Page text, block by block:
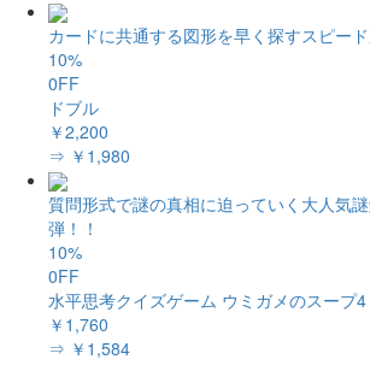
カードに共通する図形を早く探すスピー
10%
0FF
ドブル
￥2,200
⇒ ￥1,980
質問形式で謎の真相に迫っていく大人気
弾！！
10%
0FF
水平思考クイズゲーム ウミガメのスープ4
￥1,760
⇒ ￥1,584